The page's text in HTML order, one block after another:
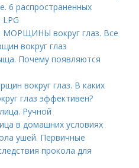
6 распространенных
МОРЩИНЫ вокруг глаз. Все
вокруг глаз
Почему появляются
вокруг глаз. В каких
глаз эффективен?
Ручной
в домашних условиях
ушей. Первичные
прокола для